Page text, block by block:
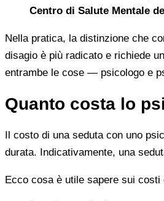
Centro di Salute Mentale
Nella pratica, la distinzione che
disagio è più radicato e richiede
entrambe le cose — psicologo e
Quanto costa lo
Il costo di una seduta con uno
durata. Indicativamente, una
Ecco cosa è utile sapere sui costi